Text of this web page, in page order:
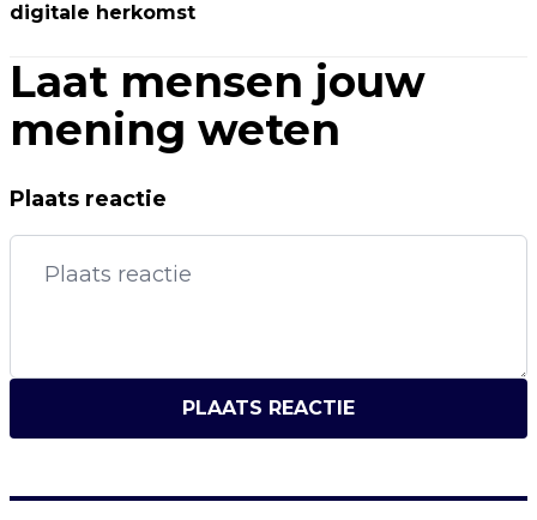
digitale herkomst
Laat mensen jouw
mening weten
Plaats reactie
PLAATS REACTIE